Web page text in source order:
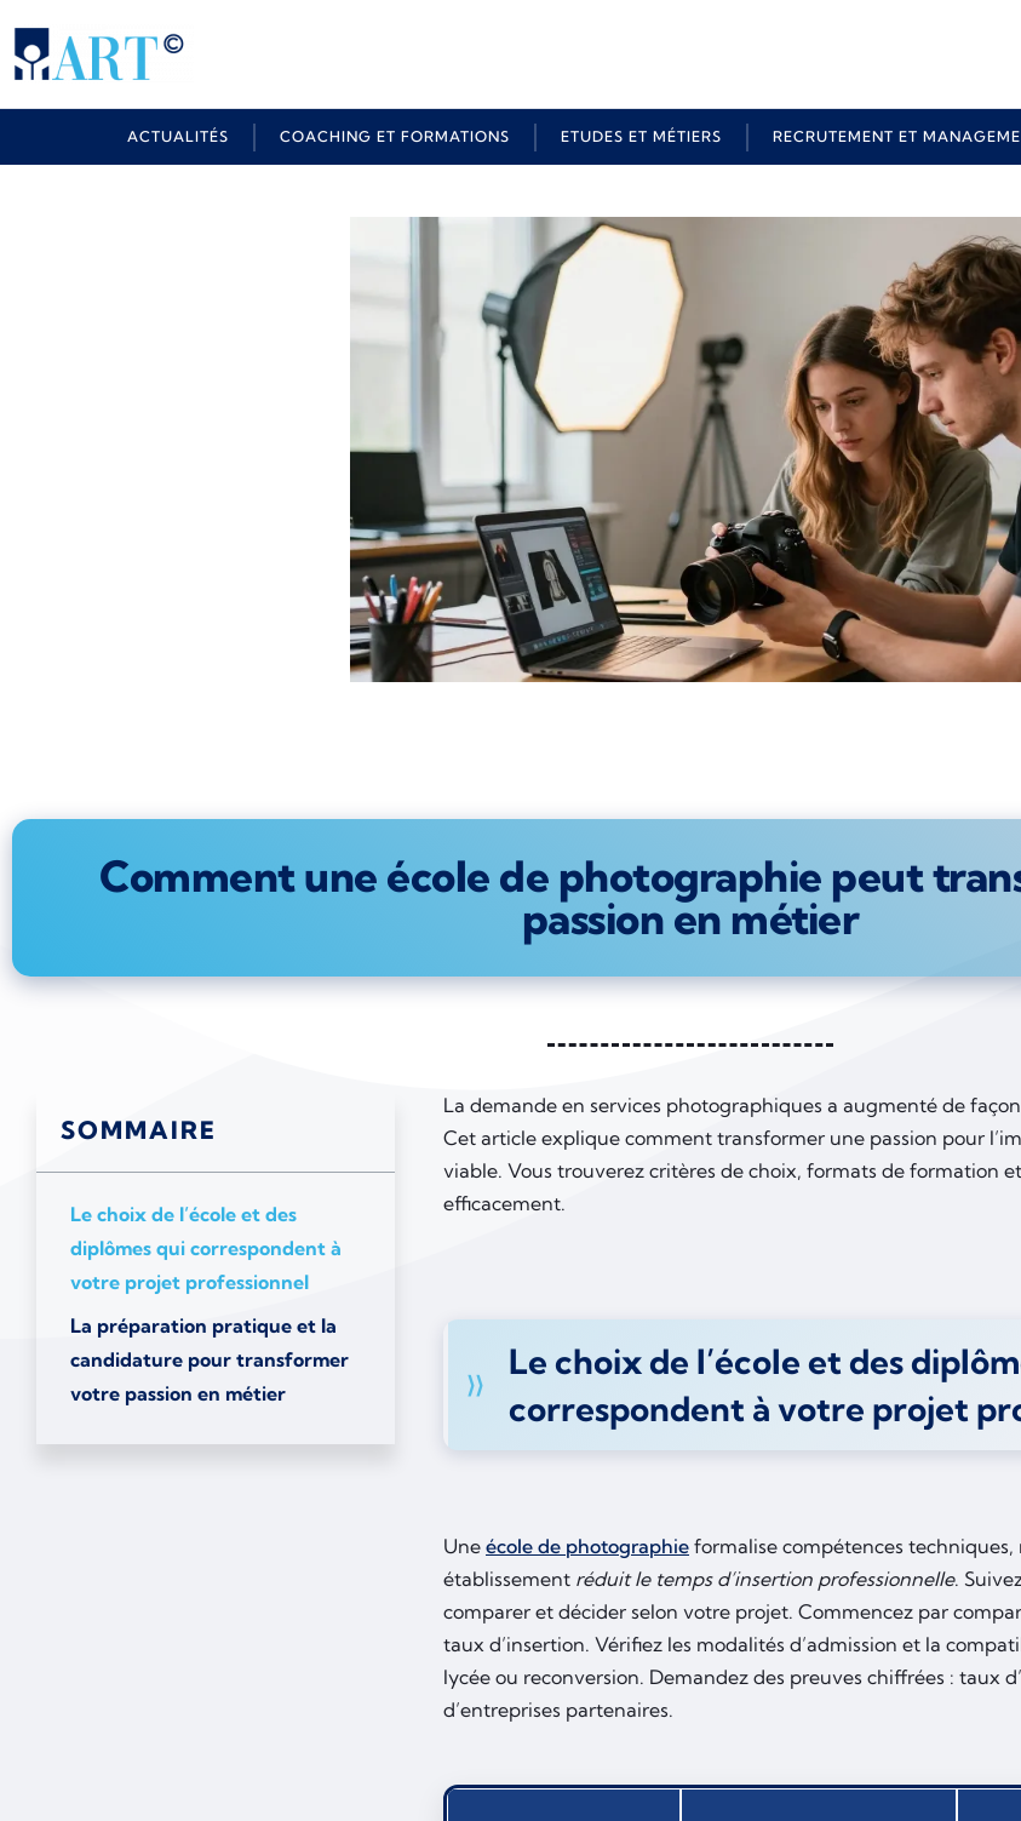
ACTUALITÉS COACHING ET FORMATIONS ETUDES ET MÉTIERS RECRUTEMENT ET
Comment une école de photographie peut
passion en métier
SOMMAIRE
Le choix de l’école et des
diplômes qui correspondent à
votre projet professionnel
La préparation pratique et la
candidature pour transformer
votre passion en métier
La demande en services photographiques a augmenté de
Cet article explique comment transformer une passion pour
viable. Vous trouverez critères de choix, formats de formation
efficacement.
Le choix de l’école et des
correspondent à votre projet
Une école de photographie formalise compétences
établissement réduit le temps d’insertion professionnelle.
comparer et décider selon votre projet. Commencez par
taux d’insertion. Vérifiez les modalités d’admission et la
lycée ou reconversion. Demandez des preuves chiffrées : taux
d’entreprises partenaires.